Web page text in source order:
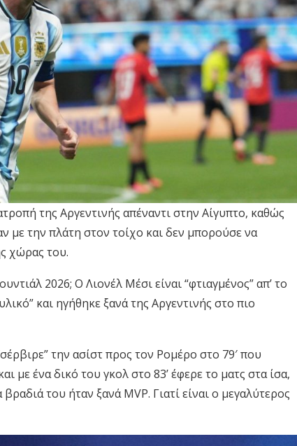
της Αργεντινής απέναντι στην Αίγυπτο, καθώς
με την πλάτη στον τοίχο και δεν μπορούσε να
χώρας του.
2026; Ο Λιονέλ Μέσι είναι “φτιαγμένος” απ’ το
και ηγήθηκε ξανά της Αργεντινής στο πιο
την ασίστ προς τον Ρομέρο στο 79′ που
με ένα δικό του γκολ στο 83’ έφερε το ματς στα ίσα,
του ήταν ξανά MVP. Γιατί είναι ο μεγαλύτερος